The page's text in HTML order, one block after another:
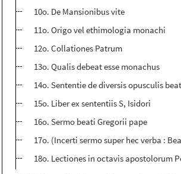
10o. De Mansionibus vite
11o. Origo vel ethimologia monachi
12o. Collationes Patrum
13o. Qualis debeat esse monachus
14o. Sententie de diversis opusculis
15o. Liber ex sententiis S, Isidori
16o. Sermo beati Gregorii pape
17o. (Incerti sermo super hec verba :
18o. Lectiones in octavis apostolorum